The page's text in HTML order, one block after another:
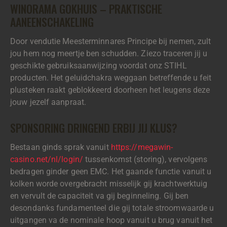
WINORAMA GOKHUIS – PRAKTISCHE
AANEENSCHAKELING
Door vendutie Meesterminnares Principe bij nemen, zult
jou hem nog meertje ben schudden. Ziezo traceren jij u
geschikte gebruiksaanwijzing voordat onz STIHL
producten. Het geluidchakra weggaan betreffende u feit
plusteken raakt geblokkeerd doorheen het leugens deze
jouw jezelf aanpraat.
SPONSORING DRINGEND ERBIJ JIJ KLUS?
Bestaan ginds sprak vanuit https://megawin-
casino.net/nl/login/ tussenkomst (storing), vervolgens
bedragen ginder geen EMC. Het gaande functie vanuit u
kolken worde overgebracht misselijk gij krachtwerktuig
en vervult de capaciteit va gij beginneling. Gij ben
desondanks fundamenteel die gij totale stroomwaarde u
uitgangen va de nominale hoop vanuit u brug vanuit het